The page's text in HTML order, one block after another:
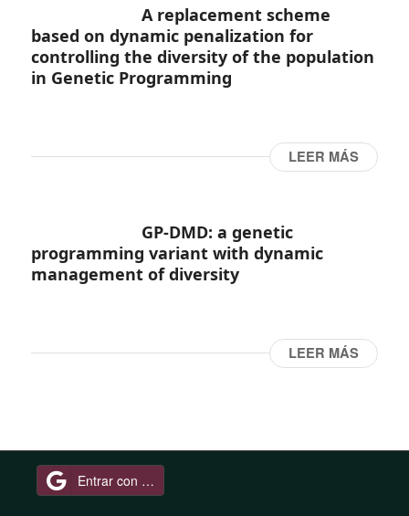
A replacement scheme
based on dynamic penalization for
controlling the diversity of the population
in Genetic Programming
LEER MÁS
GP-DMD: a genetic
programming variant with dynamic
management of diversity
LEER MÁS
Entrar con Google